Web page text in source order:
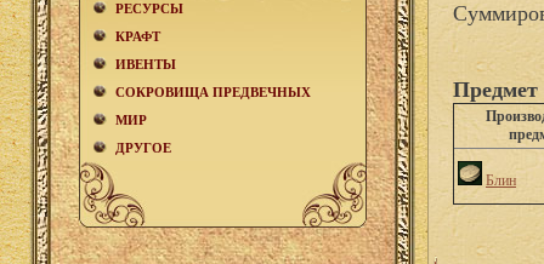
РЕСУРСЫ
КРАФТ
ИВЕНТЫ
СОКРОВИЩА ПРЕДВЕЧНЫХ
МИР
ДРУГОЕ
Предмет
Блин